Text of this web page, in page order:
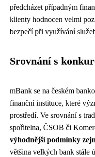
předcházet případným
klienty hodnocen velmi
bezpečí při využívání
Srovnání s
mBank se na českém
finanční instituce, které
prostředí. Ve srovnání s
spořitelna, ČSOB či
výhodnější podmínky
většina velkých bank stále